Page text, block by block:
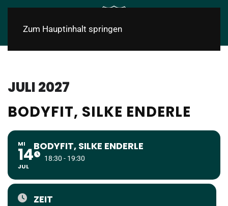
Zum Hauptinhalt springen
JULI 2027
BODYFIT, SILKE ENDERLE
MI
14
JUL
BODYFIT, SILKE ENDERLE
18:30 - 19:30
ZEIT